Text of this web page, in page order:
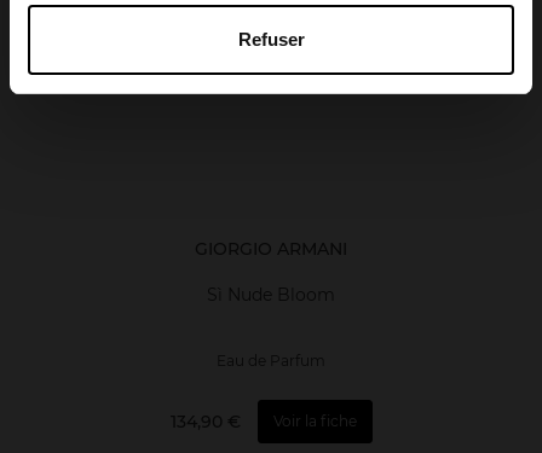
Refuser
Oublié quelque chose ?
GIORGIO ARMANI
Sì Nude Bloom
Eau de Parfum
134,90 € Voir la fiche